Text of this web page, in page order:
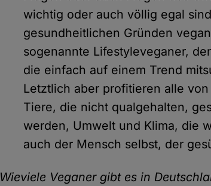
wichtig oder auch völlig egal
gesundheitlichen Gründen
sogenannte Lifestyleveganer,
die einfach auf einem Trend
Letztlich aber profitieren alle
Tiere, die nicht qualgehalten,
werden, Umwelt und Klima, die
auch der Mensch selbst, der
Wieviele Veganer gibt es in